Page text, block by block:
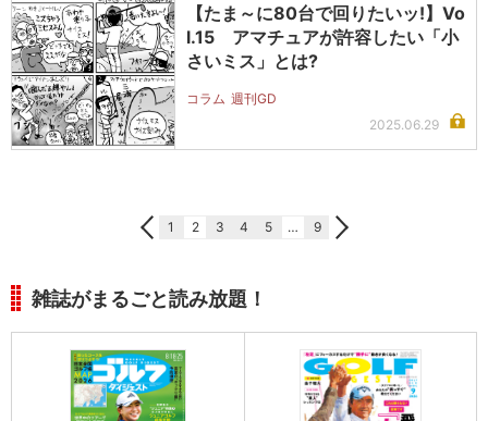
【たま～に80台で回りたいッ!】Vo
l.15 アマチュアが許容したい「小
さいミス」とは?
コラム 週刊GD
2025.06.29
1 2 3 4 5 … 9
雑誌がまるごと読み放題！